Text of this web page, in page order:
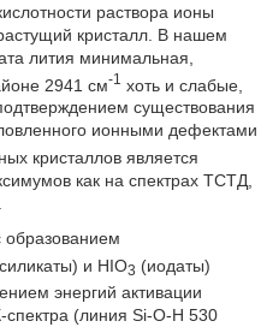
раствора ионы
кристалл. В нашем
лития минимальная,
2941 см-1 хоть и слабые,
существования
ионными дефектами
кристаллов является
как на спектрах ТСТД,
образованием
и НIO3 (иодаты)
энергий активации
(линия Si-O-Н 530